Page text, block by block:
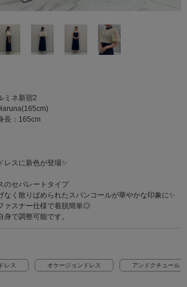
ミネ新宿2
長：165cm
レスに新色が登場✨
のセパレートタイプ
なく散りばめられたスパンコールが華やかな印象に✨
ァスナー仕様で着脱簡単◎
身で調整可能です。
ドレス オケージョンドレス アンドクチュール